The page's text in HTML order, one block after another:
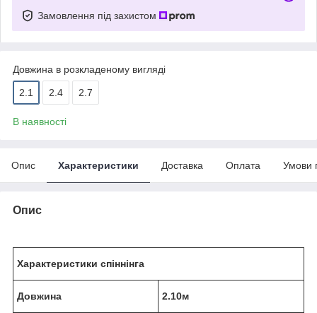
Замовлення під захистом
Довжина в розкладеному вигляді
2.1 2.4 2.7
В наявності
Опис Характеристики Доставка Оплата Умови
Опис
Характеристики спіннінга
Довжина 2.10м